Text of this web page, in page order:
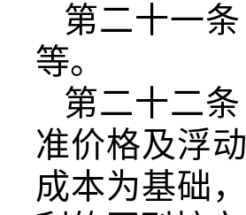
第二十一
等。
第二十二
准价格及浮
成本为基础